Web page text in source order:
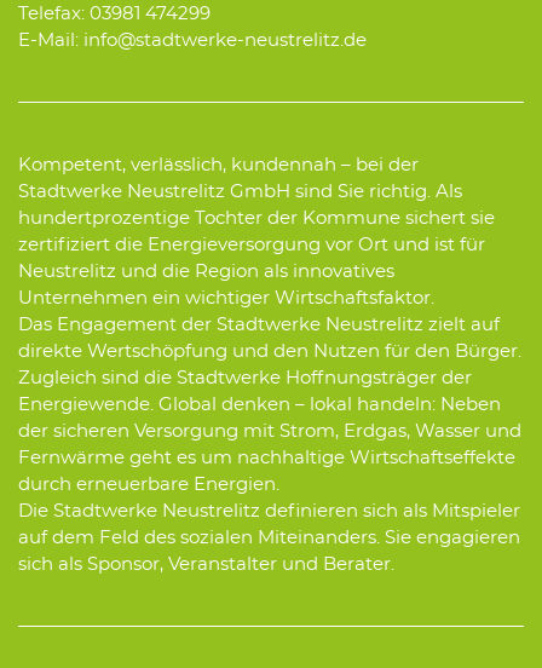
Telefax: 03981 474299
E-Mail: info@stadtwerke-neustrelitz.de
Kompetent, verlässlich, kundennah – bei der
Stadtwerke Neustrelitz GmbH sind Sie richtig. Als
hundertprozentige Tochter der Kommune sichert sie
zertifiziert die Energieversorgung vor Ort und ist für
Neustrelitz und die Region als innovatives
Unternehmen ein wichtiger Wirtschaftsfaktor.
Das Engagement der Stadtwerke Neustrelitz zielt auf
direkte Wertschöpfung und den Nutzen für den Bürger.
Zugleich sind die Stadtwerke Hoffnungsträger der
Energiewende. Global denken – lokal handeln: Neben
der sicheren Versorgung mit Strom, Erdgas, Wasser und
Fernwärme geht es um nachhaltige Wirtschaftseffekte
durch erneuerbare Energien.
Die Stadtwerke Neustrelitz definieren sich als Mitspieler
auf dem Feld des sozialen Miteinanders. Sie engagieren
sich als Sponsor, Veranstalter und Berater.